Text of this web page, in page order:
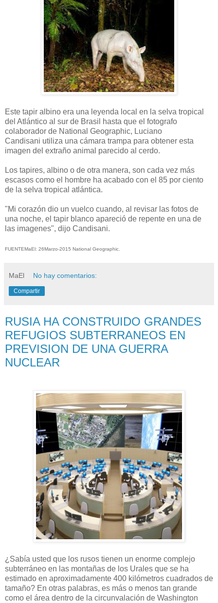
Este tapir albino era una leyenda local en la selva tropical
del Atlántico al sur de Brasil
hasta que el fotografo
colaborador de National Geographic, Luciano
Candisani utiliza una cámara trampa para obtener esta
imagen del extraño animal parecido al cerdo.
Los tapires, albino o de otra manera, son cada vez más
escasos como el hombre ha acabado con el 85 por ciento
de la selva tropical atlántica.
"Mi corazón dio un vuelco cuando, al revisar las fotos de
una noche, el tapir blanco apareció de repente en una de
las imagenes", dijo Candisani.
FUENTEMaEl: 26Marzo-2015 National Geographic
MaEl No hay comentarios:
Compartir
RUSIA HA CONSTRUIDO GRANDES
REFUGIOS SUBTERRANEOS EN
PREVISION DE UNA GUERRA
NUCLEAR
¿Sabía usted que los rusos tienen un enorme complejo
subterráneo en las montañas de los Urales que se ha
estimado en aproximadamente 400 kilómetros cuadrados de
tamaño? En otras palabras, es más o menos tan grande
como el área dentro de la circunvalación de Washington